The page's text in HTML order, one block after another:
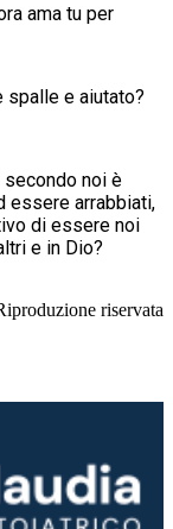
ama tu per
spalle e aiutato?
secondo noi è
essere arrabbiati,
di essere noi
e in Dio?
riservata